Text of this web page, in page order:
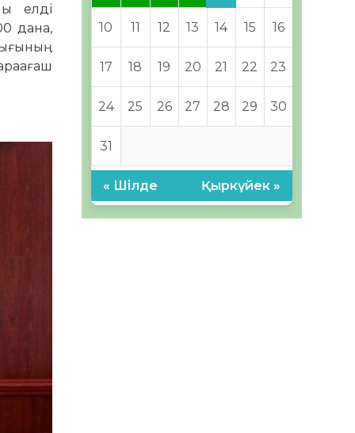
елді
дана,
10 11 12 13 14 15 16
17 18 19 20 21 22 23
24 25 26 27 28 29 30
31
« Шілде Қыркүйек »